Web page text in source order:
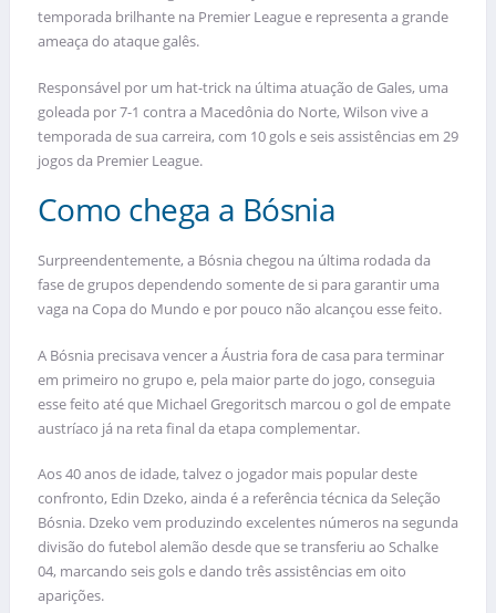
temporada brilhante na Premier League e representa a grande
ameaça do ataque galês.
Responsável por um hat-trick na última atuação de Gales, uma
goleada por 7-1 contra a Macedônia do Norte, Wilson vive a
temporada de sua carreira, com 10 gols e seis assistências em 29
jogos da Premier League.
Como chega a Bósnia
Surpreendentemente, a Bósnia chegou na última rodada da
fase de grupos dependendo somente de si para garantir uma
vaga na Copa do Mundo e por pouco não alcançou esse feito.
A Bósnia precisava vencer a Áustria fora de casa para terminar
em primeiro no grupo e, pela maior parte do jogo, conseguia
esse feito até que Michael Gregoritsch marcou o gol de empate
austríaco já na reta final da etapa complementar.
Aos 40 anos de idade, talvez o jogador mais popular deste
confronto, Edin Dzeko, ainda é a referência técnica da Seleção
Bósnia. Dzeko vem produzindo excelentes números na segunda
divisão do futebol alemão desde que se transferiu ao Schalke
04, marcando seis gols e dando três assistências em oito
aparições.